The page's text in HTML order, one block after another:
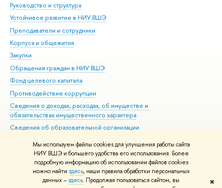
Мы используем файлы cookies для улучшения работы сайта
НИУ ВШЭ и большего удобства его использования. Более
подробную информацию об использовании файлов cookies
можно найти здесь, наши правила обработки персональных
данных –здесь. Продолжая пользоваться сайтом, вы
✖
Руководство и структура
Устойчивое развитие в НИУ ВШЭ
Преподаватели и сотрудники
Корпуса и общежития
Закупки
Обращения граждан в НИУ ВШЭ
Фонд целевого капитала
Противодействие коррупции
Сведения о доходах, расходах, об имуществе и
обязательствах имущественного характера
Сведения об образовательной организации
Людям с ограниченными возможностями здоровья
Единая платежная страница
Работа в Вышке